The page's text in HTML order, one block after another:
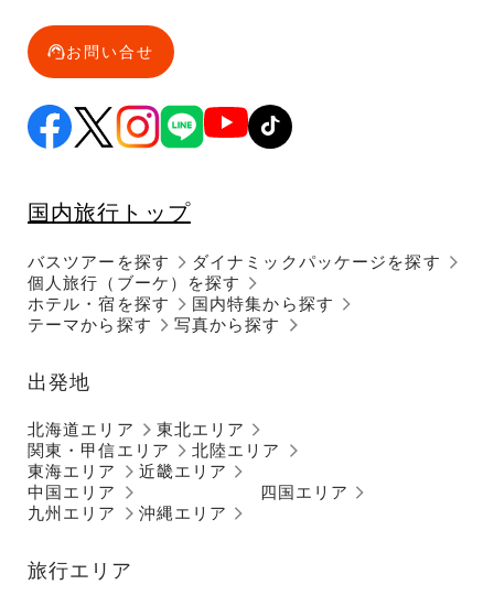
お問い合せ
国内旅行トップ
バスツアーを探す
個人旅行（ブーケ）を探す
ダイナミックパッケージを探す
ホテル・宿を探す
国内特集から探す
テーマから探す
写真から探す
出発地
北海道エリア
東北エリア
関東・甲信エリア
北陸エリア
東海エリア
近畿エリア
中国エリア
四国エリア
九州エリア
沖縄エリア
旅行エリア